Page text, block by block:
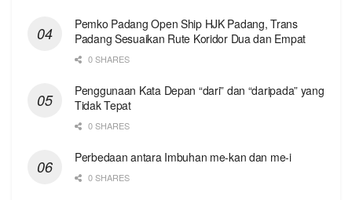
Pemko Padang Open Ship HJK Padang, Trans
Padang Sesuaikan Rute Koridor Dua dan Empat
0 SHARES
Penggunaan Kata Depan “dari” dan “daripada” yang
Tidak Tepat
0 SHARES
Perbedaan antara Imbuhan me-kan dan me-i
0 SHARES